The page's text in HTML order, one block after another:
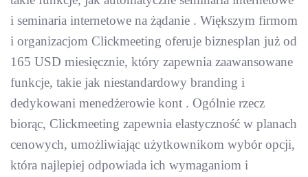
i seminaria internetowe na żądanie . Większym firmom
i organizacjom Clickmeeting oferuje biznesplan już od
165 USD miesięcznie, który zapewnia zaawansowane
funkcje, takie jak niestandardowy branding i
dedykowani menedżerowie kont . Ogólnie rzecz
biorąc, Clickmeeting zapewnia elastyczność w planach
cenowych, umożliwiając użytkownikom wybór opcji,
która najlepiej odpowiada ich wymaganiom i